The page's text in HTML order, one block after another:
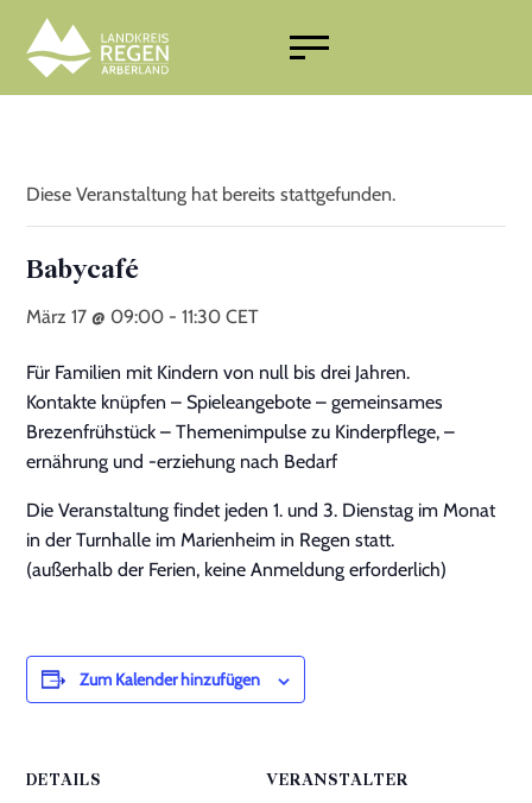
Menschen mit Migrationshintergrund
Arbeitswelt
Freizeit
Materielle Hilfen
Videos
Veranstaltungen
Downloads
Kontakt
Diese Veranstaltung hat bereits stattgefunden.
Babycafé
März 17 @ 09:00 -11:30 CET
Für Familien mit Kindern von null bis drei Jahren.
Kontakte knüpfen – Spieleangebote – gemeinsames
Brezenfrühstück – Themenimpulse zu Kinderpflege, –
ernährung und -erziehung nach Bedarf
Die Veranstaltung findet jeden 1. und 3. Dienstag im Monat
in der Turnhalle im Marienheim in Regen statt.
(außerhalb der Ferien, keine Anmeldung erforderlich)
Zum Kalender hinzufügen
DETAILS VERANSTALTER